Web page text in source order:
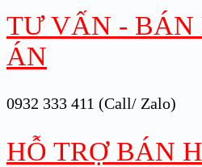
TƯ VẤN - BÁN
ÁN
0932 333 411 (Call/ Zalo)
HỖ TRỢ BÁN